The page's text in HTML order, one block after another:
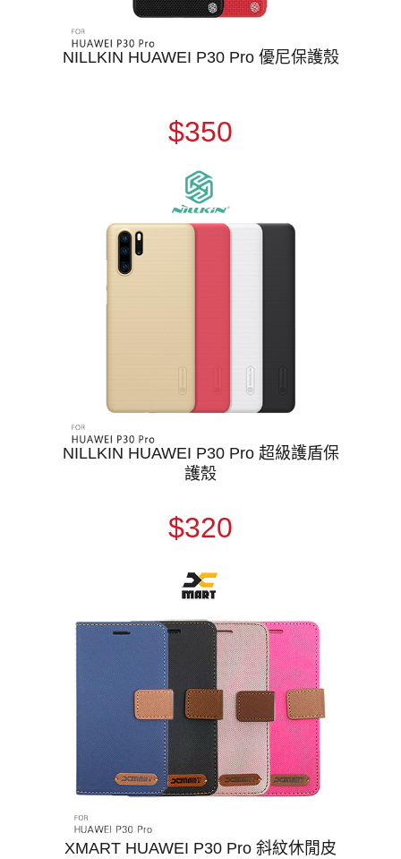
NILLKIN HUAWEI P30 Pro 優尼保護殼
$350
NILLKIN HUAWEI P30 Pro 超級護盾保
護殼
$320
XMART HUAWEI P30 Pro 斜紋休閒皮